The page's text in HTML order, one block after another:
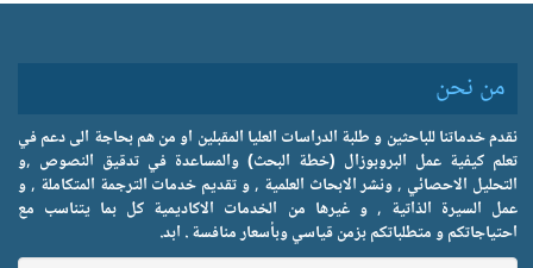
من نحن
نقدم خدماتنا للباحثين و طلبة الدراسات العليا المقبلين او من هم بحاجة الى دعم في
تعلم كيفية عمل البروبوزال (خطة البحث) والمساعدة في تدقيق النصوص ,و
التحليل الاحصائي , ونشر الابحاث العلمية , و تقديم خدمات الترجمة المتكاملة , و
عمل السيرة الذاتية , و غيرها من الخدمات الاكاديمية كل بما يتناسب مع
احتياجاتكم و متطلباتكم بزمن قياسي وبأسعار منافسة . ابد.